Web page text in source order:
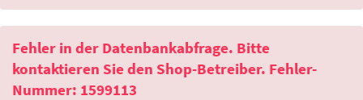
Fehler in der Datenbankabfrage. Bitte
kontaktieren Sie den Shop-Betreiber. Fehler-
Nummer: 1599113